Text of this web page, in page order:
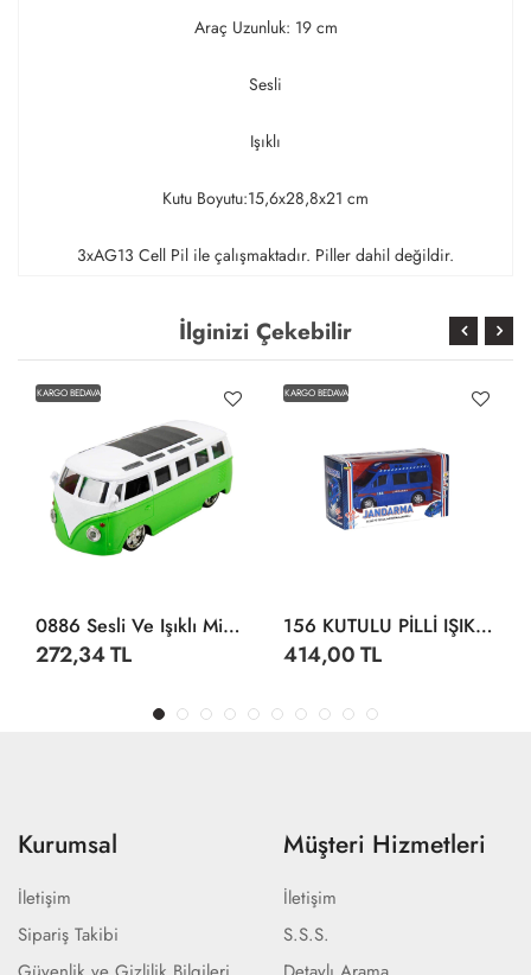
Araç Uzunluk: 19 cm
Sesli
Işıklı
Kutu Boyutu:15,6x28,8x21 cm
3xAG13 Cell Pil ile çalışmaktadır. Piller dahil değildir.
İlginizi Çekebilir
KARGO BEDAVA
0886 Sesli Ve Işıklı Minibüs 14 Cm -Sunman
272,34 TL
KARGO BEDAVA
156 KUTULU PİLLİ IŞIKLI JANDARMA
414,00 TL
Kurumsal
İletişim
Sipariş Takibi
Müşteri Hizmetleri
İletişim
S.S.S.